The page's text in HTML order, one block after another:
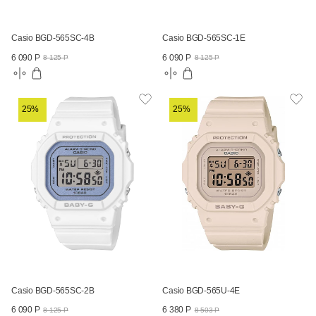
Casio BGD-565SC-4B
6 090 Р 8 125 Р
Casio BGD-565SC-1E
6 090 Р 8 125 Р
25%
Casio BGD-565SC-2B
6 090 Р 8 125 Р
25%
Casio BGD-565U-4E
6 380 Р 8 503 Р